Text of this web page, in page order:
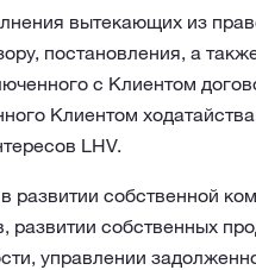
вытекающих из
постановления, а
с Клиентом
Клиентом
LHV.
собственной
собственных
управлении